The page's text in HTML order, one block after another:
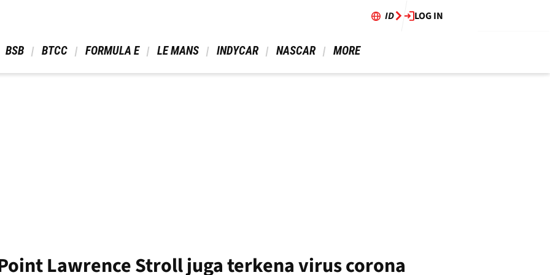
ID LOG IN
BSB BTCC FORMULA E LE MANS INDYCAR NASCAR MORE
Lawrence Stroll juga terkena virus corona